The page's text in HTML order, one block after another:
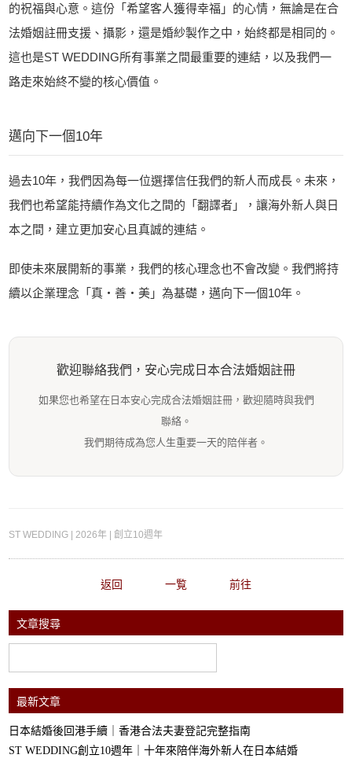
的祝福與心意。這份「希望客人獲得幸福」的心情，無論是在合
法婚姻註冊支援、攝影，還是婚紗製作之中，始終都是相同的。
這也是ST WEDDING所有事業之間最重要的連結，以及我們一
路走來始終不變的核心價值。
邁向下一個10年
過去10年，我們因為每一位選擇信任我們的新人而成長。未來，
我們也希望能持續作為文化之間的「翻譯者」，讓海外新人與日
本之間，建立更加安心且真誠的連結。
即使未來展開新的事業，我們的核心理念也不會改變。我們將持
續以企業理念「真・善・美」為基礎，邁向下一個10年。
歡迎聯絡我們，安心完成日本合法婚姻註冊
如果您也希望在日本安心完成合法婚姻註冊，歡迎隨時與我們
聯絡。
我們期待成為您人生重要一天的陪伴者。
ST WEDDING | 2026年 | 創立10週年
返回 一覧 前往
文章搜尋
最新文章
日本結婚後回港手續｜香港合法夫妻登記完整指南
ST WEDDING創立10週年｜十年來陪伴海外新人在日本結婚